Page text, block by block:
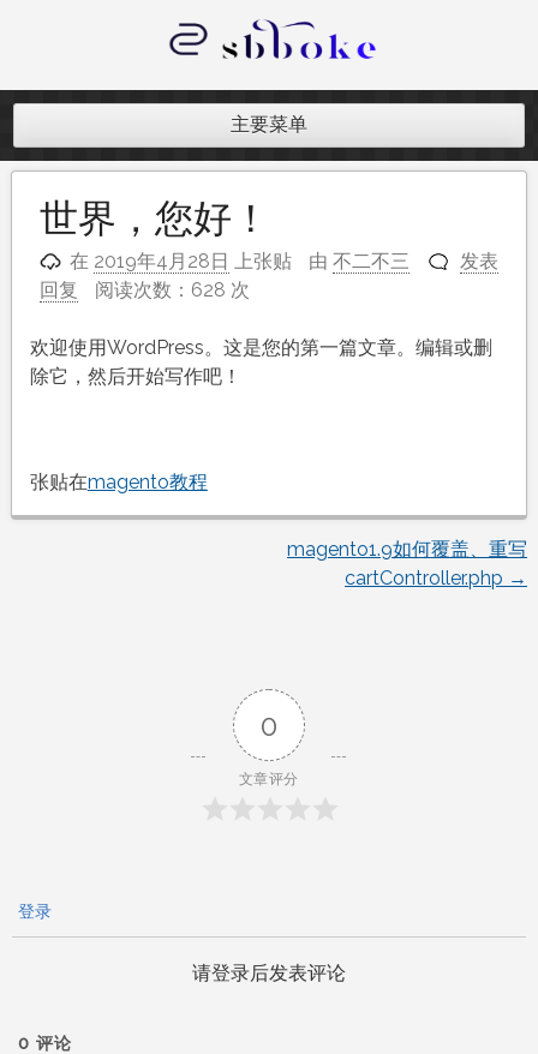
内
记录跨境电商独立站开发遇到的点点
主要菜单
世界，您好！
在 2019年4月28日 上张贴 由不二不三
发表
回复
阅读次数：628 次
欢迎使用WordPress。这是您的第一篇文章。编辑或删
除它，然后开始写作吧！
张贴在magento教程
magento1.9如何覆盖、重写
cartController.php →
0
文章评分
登录
请登录后发表评论
0 评论